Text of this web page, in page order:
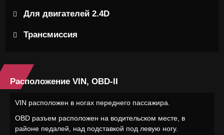
Для двигателей 2.4D
Трансмиссия
Расположение VIN, OBD-II
VIN расположен в ногах переднего пассажира.
OBD разъем расположен на водительском месте, в
районе педалей, над подставкой под левую ногу.